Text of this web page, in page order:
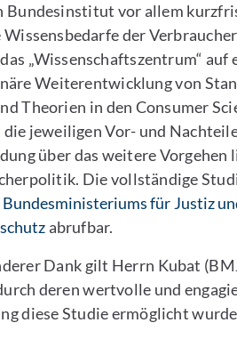
Bundesinstitut vor allem
der
„Wissenschaftszentrum“ auf
Weiterentwicklung von
Theorien in den Consumer
jeweiligen Vor- und
über das weitere
Die vollständige
für Justiz
abrufbar.
Dank gilt Herrn Kubat
deren wertvolle und
diese Studie ermöglicht